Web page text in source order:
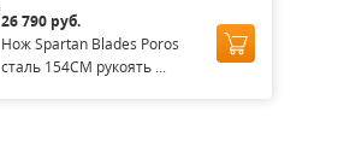
26 790 руб.
Нож Spartan Blades Poros
сталь 154CM рукоять ...